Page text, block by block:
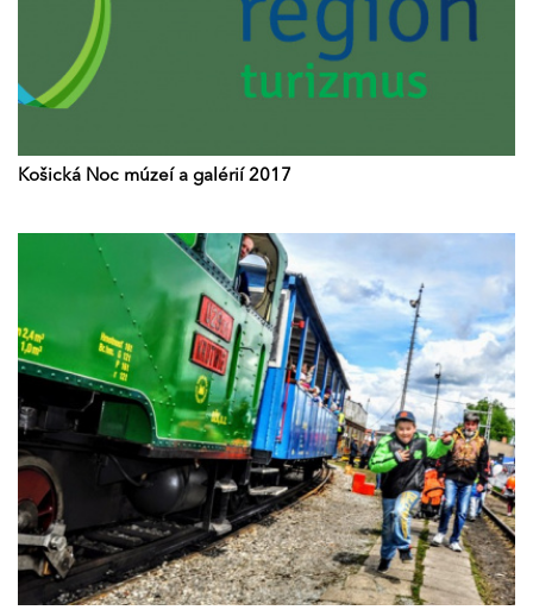
Košická Noc múzeí a galérií 2017